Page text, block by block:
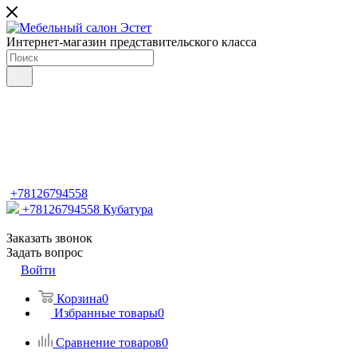
Интернет-магазин представительского класса
+78126794558
+78126794558 Кубатура
Заказать звонок
Задать вопрос
Войти
Корзина0
Избранные товары0
Сравнение товаров0